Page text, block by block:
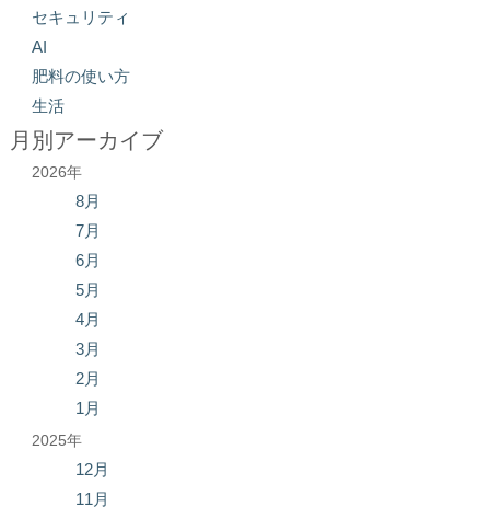
セキュリティ
AI
肥料の使い方
生活
月別アーカイブ
2026年
8月
7月
6月
5月
4月
3月
2月
1月
2025年
12月
11月